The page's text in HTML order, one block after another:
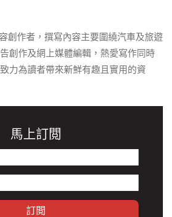
創作者，撰寫內容主要圍繞汽車及旅遊
創作及網上媒體編輯，熱愛寫作同時
力為讀者帶來新鮮有趣且實用的資
馬上訂閲
訂閲